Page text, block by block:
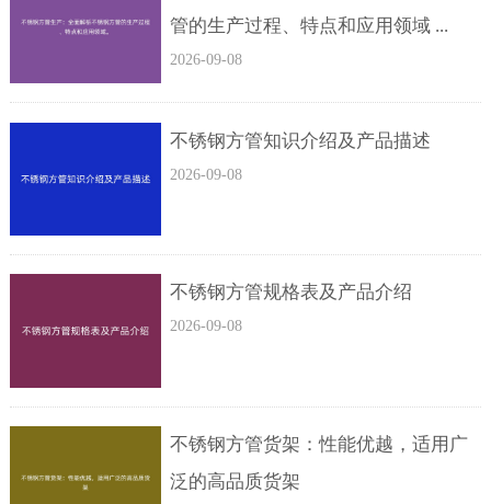
管的生产过程、特点和应用领域 ...
2026-09-08
不锈钢方管知识介绍及产品描述
2026-09-08
不锈钢方管规格表及产品介绍
2026-09-08
不锈钢方管货架：性能优越，适用广
泛的高品质货架